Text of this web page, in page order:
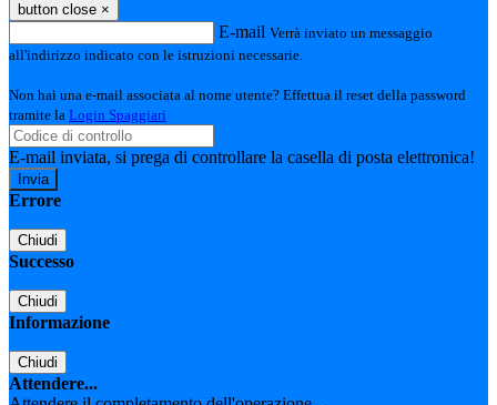
button close ×
E-mail Verrà inviato un messaggio
all'indirizzo indicato con le istruzioni necessarie.
Non hai una e-mail associata al nome utente? Effettua il reset della password
tramite la Login Spaggiari
E-mail inviata, si prega di controllare la casella di posta elettronica!
Errore
Chiudi
Successo
Chiudi
Informazione
Chiudi
Attendere...